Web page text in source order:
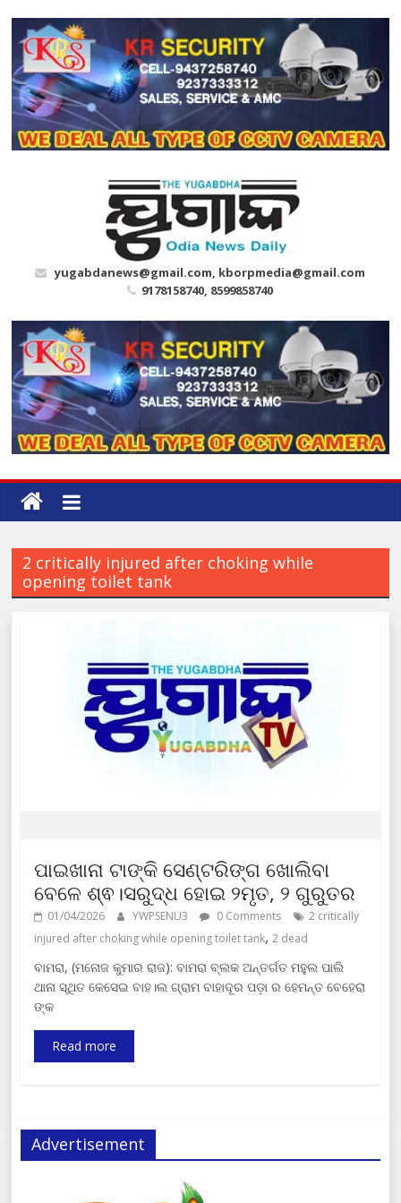
content
yugabdanews@gmail.com, kborpmedia@gmail.com
9178158740, 8599858740
2 critically injured after choking while
opening toilet tank
ପାଇଖାନା ଟାଙ୍କି ସେଣ୍ଟରିଙ୍ଗ ଖୋଲିବା
ବେଳେ ଶ୍ଵ।ସରୁଦ୍ଧ ହୋଇ ୨ମୃତ, ୨ ଗୁରୁତର
01/04/2026 YWPSENU3 0 Comments
2 critically
injured after choking while opening toilet tank,2 dead
ବାମରା, (ମନୋଜ କୁମାର ରାଜ): ବାମରା ବ୍ଲକ ଅନ୍ତର୍ଗତ ମହୁଲ ପାଲି
ଥାନା ସ୍ଥିତ କେସେଇ ବାହ।ଲ ଗ୍ରାମ ବାହାଦୂର ପଡ଼ା ର ହେମନ୍ତ ବେହେରା
ଙ୍କ
Read more
Advertisement